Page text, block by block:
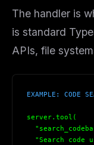
The handler is
is standard
APIs, file
EXAMPLE: CODE
server.tool(
"Search code